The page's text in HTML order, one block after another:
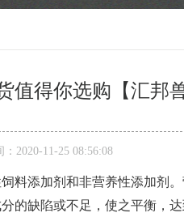
值得你选购【汇邦兽
2020-11-25 08:56:08
料添加剂和非营养性添加剂。
的缺陷或不足，使之平衡 ，